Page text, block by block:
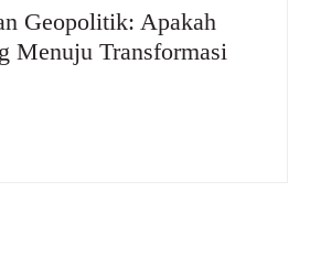
Geopolitik: Apakah
Menuju Transformasi